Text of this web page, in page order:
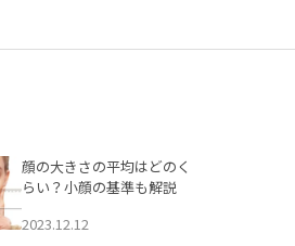
顔の大きさの平均はどのく
らい？小顔の基準も解説
2023.12.12